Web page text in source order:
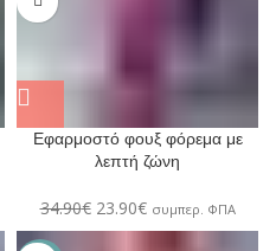
Εφαρμοστό φουξ φόρεμα με
λεπτή ζώνη
34.90€ 23.90€ συμπερ. ΦΠΑ